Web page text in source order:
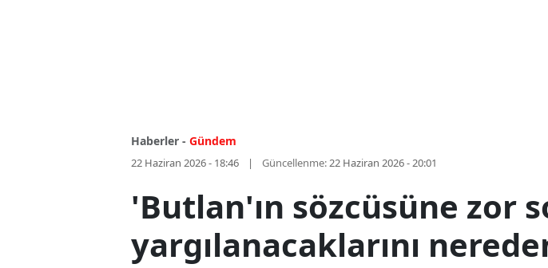
Haberler - Gündem
22 Haziran 2026 - 18:46 Güncellenme:22 Haziran 2026 - 20:01
'Butlan'ın sözcüsüne zor
yargılanacaklarını